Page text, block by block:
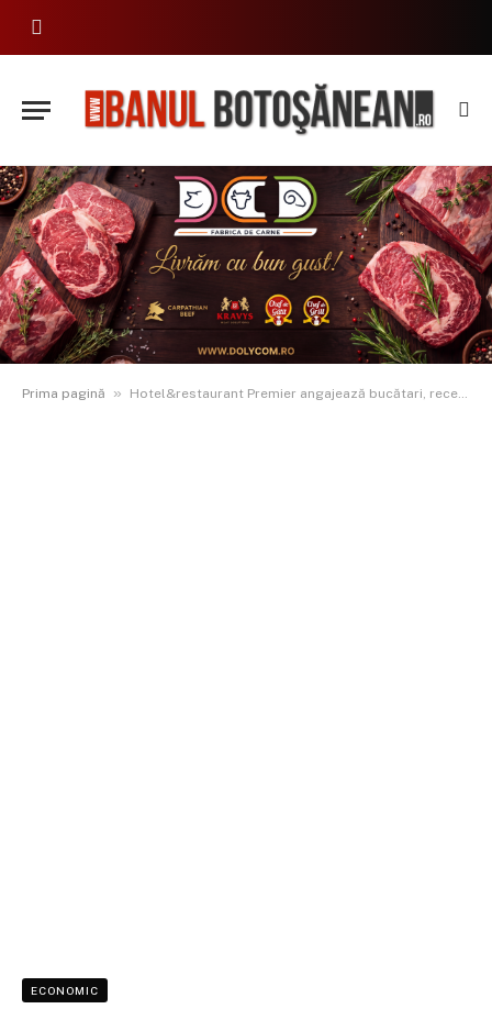
Prima pagină » Hotel&restaurant Premier angajează bucătari, recepționeri și șoferi-livratori. Aplică acum!
ECONOMIC